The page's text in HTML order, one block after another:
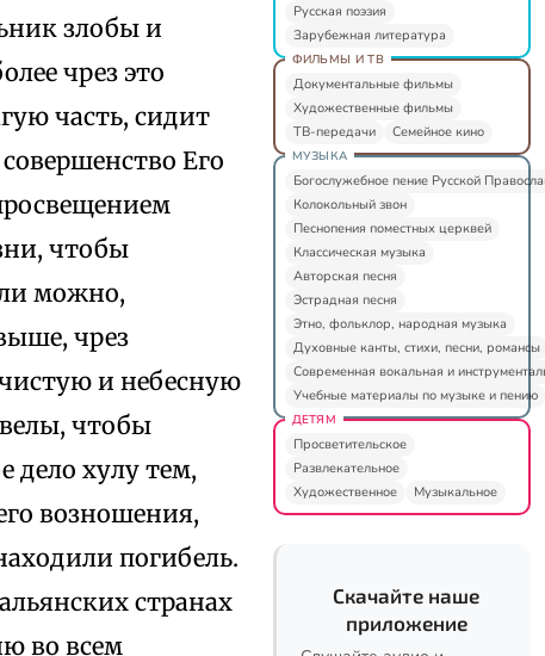
злобы и
чрез это
часть, сидит
Его
чтобы
можно,
чрез
и небесную
чтобы
дело хулу тем,
возношения,
погибель.
странах
во всем
Русская поэзия
Зарубежная литература
ФИЛЬМЫ И ТВ
Документальные фильмы
Художественные фильмы
ТВ-передачи
Семейное кино
МУЗЫКА
Богослужебное пение Русской
Колокольный звон
Песнопения поместных церквей
Классическая музыка
Авторская песня
Эстрадная песня
Этно, фольклор, народная музыка
Духовные канты, стихи, песни, романсы
Современная вокальная и
Учебные материалы по музыке и пению
ДЕТЯМ
Просветительское
Развлекательное
Художественное
Музыкальное
Скачайте наше
приложение